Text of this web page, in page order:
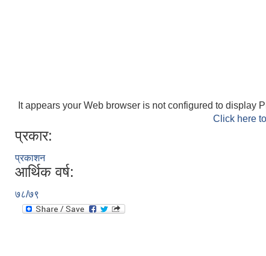
It appears your Web browser is not configured to display
Click here
प्रकार:
प्रकाशन
आर्थिक वर्ष:
७८/७९